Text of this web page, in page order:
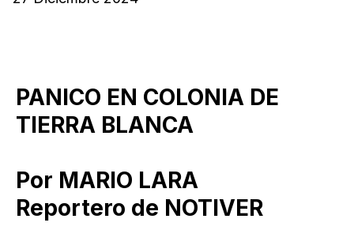
PANICO EN COLONIA DE
TIERRA BLANCA
Por MARIO LARA
Reportero de NOTIVER